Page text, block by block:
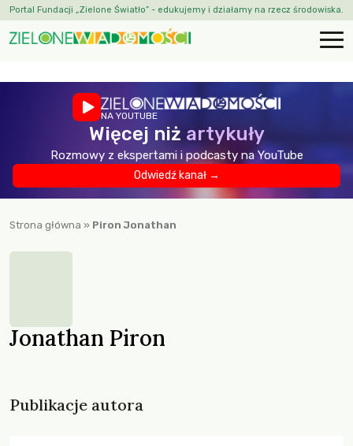
Portal Fundacji „Zielone Światło” - edukujemy i działamy na rzecz środowiska.
NA YOUTUBE
Więcej niż artykuły
Rozmowy z ekspertami i podcasty na YouTube
Odwiedź kanał →
Strona główna » Piron Jonathan
Jonathan Piron
Publikacje autora